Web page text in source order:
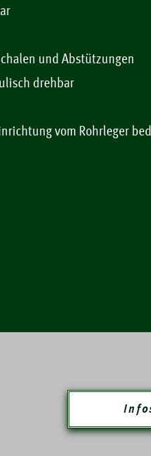
und Abstützungen
drehbar
vom Rohrleger